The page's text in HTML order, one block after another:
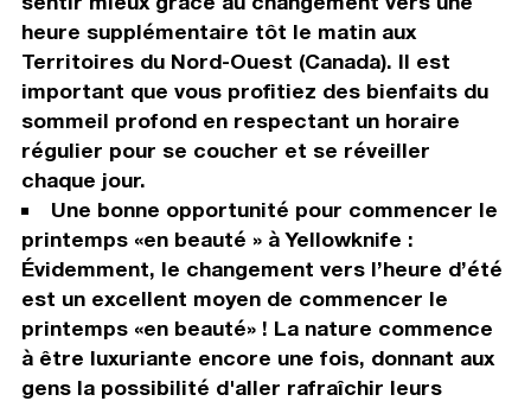
heure supplémentaire tôt le matin aux
Territoires du Nord-Ouest (Canada). Il est
important que vous profitiez des bienfaits du
sommeil profond en respectant un horaire
régulier pour se coucher et se réveiller
chaque jour.
Une bonne opportunité pour commencer le
printemps «en beauté » à Yellowknife :
Évidemment, le changement vers l’heure d’été
est un excellent moyen de commencer le
printemps «en beauté» ! La nature commence
à être luxuriante encore une fois, donnant aux
gens la possibilité d'aller rafraîchir leurs